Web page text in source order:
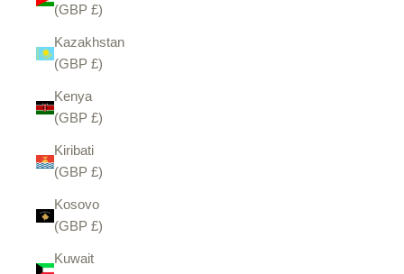
(GBP £)
Kazakhstan
(GBP £)
Kenya
(GBP £)
Kiribati
(GBP £)
Kosovo
(GBP £)
Kuwait